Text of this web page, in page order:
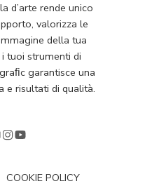
d’arte rende unico
valorizza le
della tua
tuoi strumenti di
garantisce una
e risultati di qualità.
COOKIE POLICY